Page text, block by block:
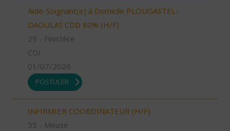
Aide-Soignant(e) à Domicile PLOUGASTEL-
DAOULAS CDD 80% (H/F)
29 - Finistère
CDI
01/07/2026
POSTULER
INFIRMIER COORDINATEUR (H/F)
55 - Meuse